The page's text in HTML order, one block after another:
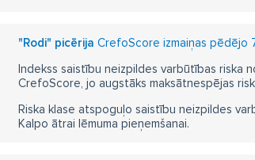
"Rodi" picērija CrefoScore izmaiņas pēdējo
Indekss saistību neizpildes varbūtības riska
CrefoScore, jo augstāks maksātnespējas
Riska klase atspoguļo saistību neizpildes
Kalpo ātrai lēmuma pieņemšanai.